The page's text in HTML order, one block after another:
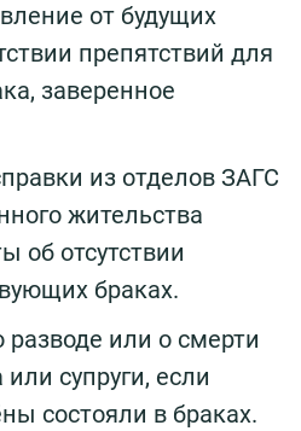
от будущих
препятствий для
заверенное
из отделов ЗАГС
жительства
об отсутствии
браках.
разводе или о смерти
супруги, если
состояли в браках.